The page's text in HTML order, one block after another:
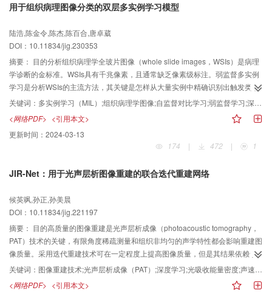
Net）聚合全局模型。AA-Net基于全局模型交叉熵变化更新迁移权重并构建聚合
力。结果在3种医学图像分类任务上与4种现有方法进行比较实验，在肺结核肺
腺癌分类任务中，各中心曲线下面积（area under the curve，AUC）分别为
0.791 5， 0.798 1， 0.760 0， 0.705 7和0.806 9；在乳腺癌组织学图像分类任
务中，各中心准确率分别为0.984 9、0.980 8、0.983 5、0.982 6和0.983 4；
在肺结节良恶性分类任务中，各中心AUC分别为 0.809 7， 0.849 8， 0.784 8
和0.792 3。结论所提出的联邦学习方法，降低了多中心的异质性特征影响，实
能有较大提升。
用于组织病理图像分类的双层多实例学习模型
陆浩,陈金令,陈杰,陈百合,唐卓葳
DOI：10.11834/jig.230353
摘要： 目的分析组织病理学全玻片图像（whole slide images，WSIs）是病理
学诊断的金标准。WSIs具有千兆像素，且通常缺乏像素级标注。弱监督多实例
学习是分析WSIs的主流方法，其关键是怎样从大量实例中精确识别出触发类别
预测的关键实例。以前的WSIs分析方法主要是在独立同分布假设下设计的，忽
略了实例间的相关性和肿瘤的异质性。针对上述问题，提出一种新的双层多实
例学习模型。方法具体地，提出的模型由自适应特征挖掘器和双路交叉检测模
块级联构成。首先，第1层的自适应特征挖掘器检索包中的区分性特征，为后续
的实例特征聚合生成可靠的内部查询；然后，第2层的双路交叉检测模块通过建
外，在特征提取部分中引入了自监督对比学习方法SimCLR以生成高质量的实例
genome atlas）肺癌上评估了提出的模型，对比分析6种经典的多实例学习模
型，结果显示本文模型的性能最优。在准确率方面，所提方法在CAMELYON-
16和TCGA肺癌两个数据集上分别达到了95.35%和91.87%，较对比方法中最优
的分别高出2.33%和0.96%。结论提出的模型可以较好地挖掘组织病理学图像的
内部特征信息，显著提升检测精度，表明其在病理学诊断应用中的有效性，并
能够准确定位病变区域，在病理辅助诊断场景下有较高的应用价值。
关键词： 多实例学习（MIL）;组织病理学图像;自监督对比学习;弱监督学习;深度学习
<网络PDF> <引用本文>
更新时间： 2024-03-13
174
| 472 | 1
JIR-Net：用于光声层析图像重建的联合迭代重建网络
候英飒,孙正,孙美晨
DOI：10.11834/jig.221197
摘要： 目的高质量的图像重建是光声层析成像（photoacoustic tomography，
PAT）技术的关键，有限角度稀疏测量和组织非均匀的声学特性都会影响重建图
像质量。采用迭代重建技术可在一定程度上提高图像质量，但是其结果依赖于
有关成像目标的先验假设模型。而且在迭代优化过程中需要反复计算前向成像
算子及其伴随算子，因此计算成本较高，需要合理选择正则化方法及其参数。
关键词： 图像重建技术;光声层析成像（PAT）;深度学习;光吸收能量密度;声速（SoS）;联合重建;梯度下降
<网络PDF> <引用本文>